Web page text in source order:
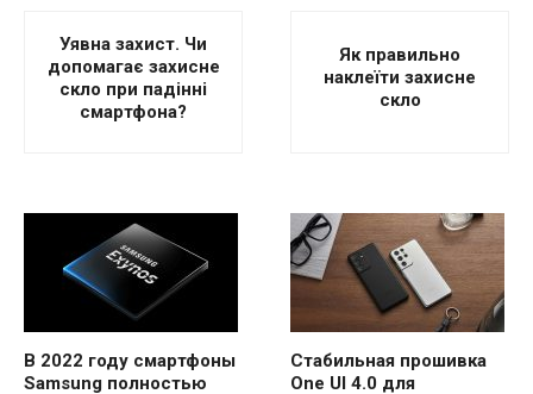
Уявна захист. Чи
допомагає захисне
скло при падінні
смартфона?
Як правильно
наклеїти захисне
скло
В 2022 году смартфоны
Samsung полностью
Стабильная прошивка
One UI 4.0 для